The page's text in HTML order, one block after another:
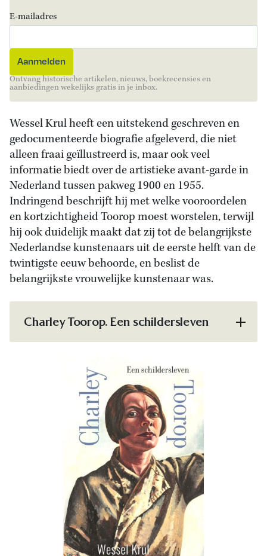
E-mailadres
Ontvang historische artikelen, nieuws, boekrecensies en
aanbiedingen wekelijks gratis in je inbox.
Wessel Krul heeft een uitstekend geschreven en
gedocumenteerde biografie afgeleverd, die niet
alleen fraai geïllustreerd is, maar ook veel
informatie biedt over de artistieke avant-garde in
Nederland tussen pakweg 1900 en 1955.
Indringend beschrijft hij met welke vooroordelen
en kortzichtigheid Toorop moest worstelen, terwijl
hij ook duidelijk maakt dat zij tot de belangrijkste
Nederlandse kunstenaars uit de eerste helft van de
twintigste eeuw behoorde, en beslist de
belangrijkste vrouwelijke kunstenaar was.
Charley Toorop. Een schildersleven